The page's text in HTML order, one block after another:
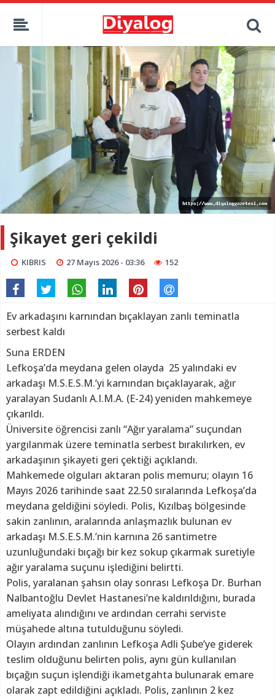
Şikayet geri çekildi
KIBRIS 27 Mayıs 2026 - 03:36 152
Ev arkadaşını karnından bıçaklayan zanlı teminatla
serbest kaldı
Suna ERDEN
Lefkoşa’da meydana gelen olayda 25 yalındaki ev
arkadaşı M.S.E.S.M.’yi karnından bıçaklayarak, ağır
yaralayan Sudanlı A.I.M.A. (E-24) yeniden mahkemeye
çıkarıldı.
Üniversite öğrencisi zanlı “Ağır yaralama” suçundan
yargılanmak üzere teminatla serbest bırakılırken, ev
arkadaşının şikayeti geri çektiği açıklandı.
Mahkemede olguları aktaran polis memuru; olayın 16
Mayıs 2026 tarihinde saat 22.50 sıralarında Lefkoşa’da
meydana geldiğini söyledi. Polis, Kızılbaş bölgesinde
sakin zanlının, aralarında anlaşmazlık bulunan ev
arkadaşı M.S.E.S.M.’nin karnına 26 santimetre
uzunluğundaki bıçağı bir kez sokup çıkarmak suretiyle
ağır yaralama suçunu işlediğini belirtti.
Polis, yaralanan şahsın olay sonrası Lefkoşa Dr. Burhan
Nalbantoğlu Devlet Hastanesi’ne kaldırıldığını, burada
ameliyata alındığını ve ardından cerrahi serviste
müşahede altına tutulduğunu söyledi.
Olayın ardından zanlının Lefkoşa Adli Şube’ye giderek
teslim olduğunu belirten polis, aynı gün kullanılan
bıçağın suçun işlendiği ikametgahta bulunarak emare
olarak zapt edildiğini açıkladı. Polis, zanlının 2 kez